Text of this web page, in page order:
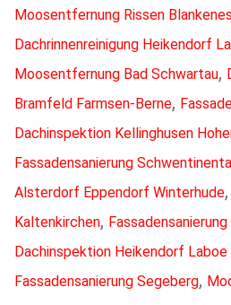
Moosentfernung Rissen
Dachrinnenreinigung Heikendorf
Moosentfernung Bad Schwartau,
Bramfeld Farmsen-Berne,
Dachinspektion Kellinghusen
Fassadensanierung
Alsterdorf Eppendorf Winterhude,
Kaltenkirchen,
Dachinspektion Heikendorf
Fassadensanierung Segeberg,